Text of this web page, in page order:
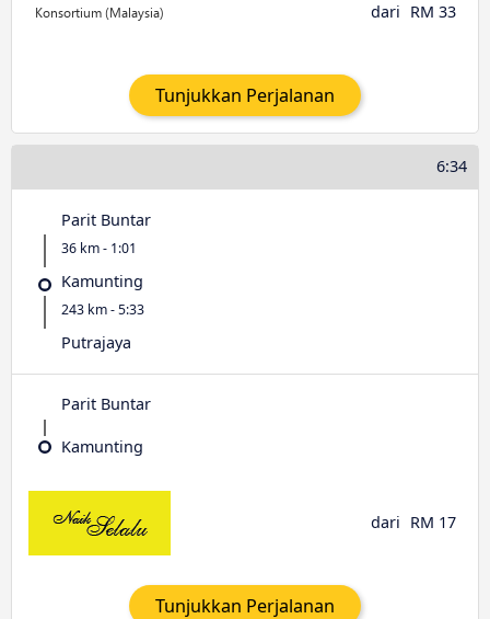
dari RM 33
Tunjukkan Perjalanan
6:34
Parit Buntar
36 km - 1:01
Kamunting
243 km - 5:33
Putrajaya
Parit Buntar
Kamunting
dari RM 17
Tunjukkan Perjalanan